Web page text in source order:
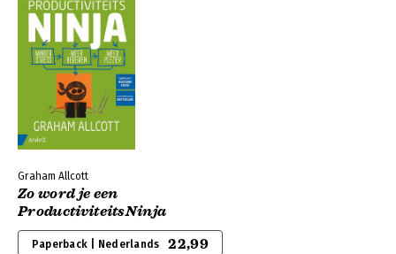
Graham Allcott
Zo word je een
ProductiviteitsNinja
Paperback | Nederlands 22,99